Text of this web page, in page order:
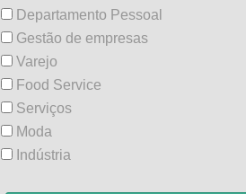
Departamento Pessoal
Gestão de empresas
Varejo
Food Service
Serviços
Moda
Indústria